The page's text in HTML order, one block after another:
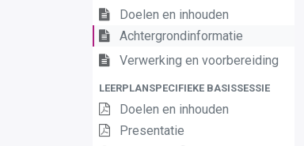
Doelen en inhouden
Achtergrondinformatie
Verwerking en voorbereiding
LEERPLANSPECIFIEKE BASISSESSIE
Doelen en inhouden
Presentatie